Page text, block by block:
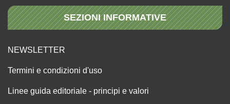
SEZIONI INFORMATIVE
NEWSLETTER
Termini e condizioni d'uso
Linee guida editoriale - principi e valori